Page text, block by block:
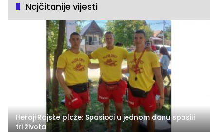
Najčitanije vijesti
Heroji Rajske plaže: Spasioci u jednom danu spasili
tri života